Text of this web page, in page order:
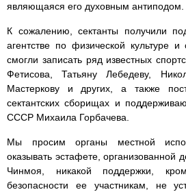
являющаяся его духовным антиподом.
К сожалению, сектанты получили
агентстве по физической культуре
смогли записать ряд известных
Фетисова, Татьяну Лебедеву,
Мастеркову и других, а также
сектантских сборищах и
СССР Михаила Горбачева.
Мы просим органы местной
оказывать эстафете, организованной
Чинмоя, никакой поддержки,
безопасности ее участникам, не